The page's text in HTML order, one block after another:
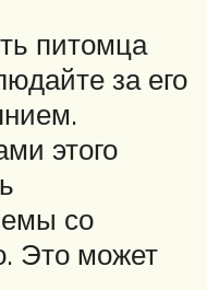
питомца
за его
этого
со
Это может